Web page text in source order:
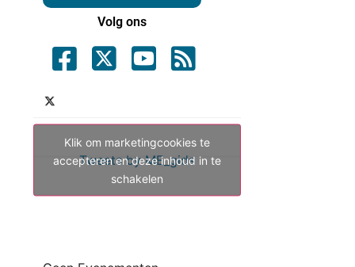
Volg ons
Tweets by ME_gids
Klik om marketingcookies te
accepteren en deze inhoud in te
schakelen